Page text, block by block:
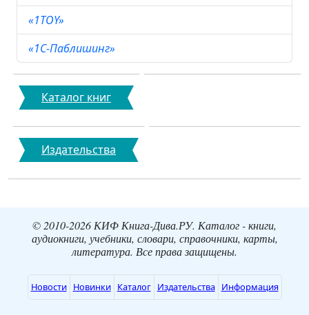
«1TOY»
«1С-Паблишинг»
Каталог книг
Издательства
© 2010-2026 КИФ Книга-Дива.РУ. Каталог - книги,
аудиокниги, учебники, словари, справочники, карты,
литература. Все права защищены.
Новости Новинки Каталог Издательства Информация